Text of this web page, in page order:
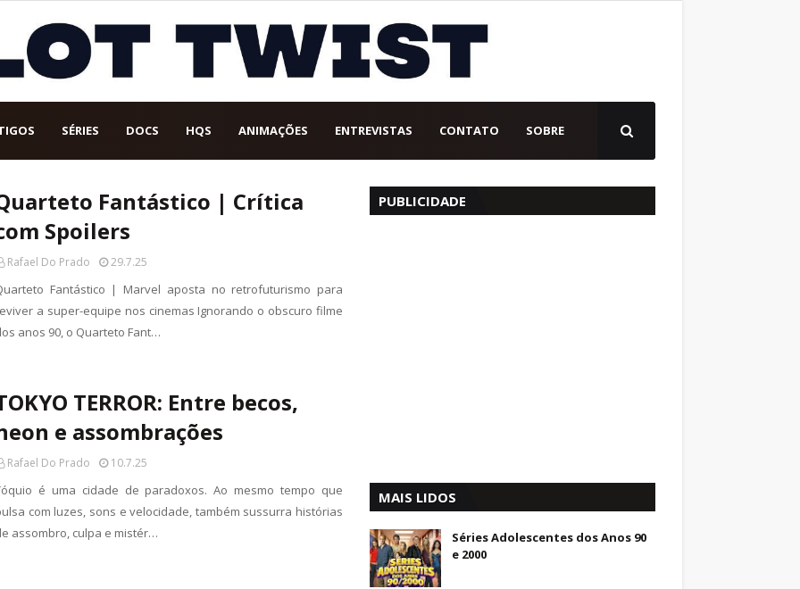
SÉRIES DOCS HQS ANIMAÇÕES ENTREVISTAS CONTATO SOBRE
Fantástico | Crítica
Spoilers
Rafael Do Prado 29.7.25
Fantástico | Marvel aposta no retrofuturismo para
a super-equipe nos cinemas Ignorando o obscuro filme
anos 90, o Quarteto Fant…
TERROR: Entre becos,
e assombrações
Rafael Do Prado 10.7.25
é uma cidade de paradoxos. Ao mesmo tempo que
com luzes, sons e velocidade, também sussurra histórias
assombro, culpa e mistér…
PUBLICIDADE
MAIS LIDOS
Séries Adolescentes dos Anos 90
e 2000